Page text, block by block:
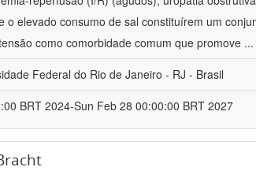
o elevado consumo de sal constituírem um
como comorbidade comum que promove ...
Federal do Rio de Janeiro - RJ - Brasil
BRT 2024-Sun Feb 28 00:00:00 BRT 2027